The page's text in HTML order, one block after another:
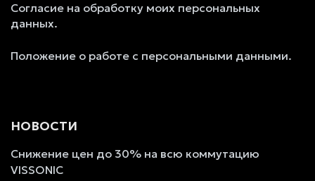
Согласие на обработку моих персональных
данных.
Положение о работе с персональными данными.
НОВОСТИ
Снижение цен до 30% на всю коммутацию
VISSONIC